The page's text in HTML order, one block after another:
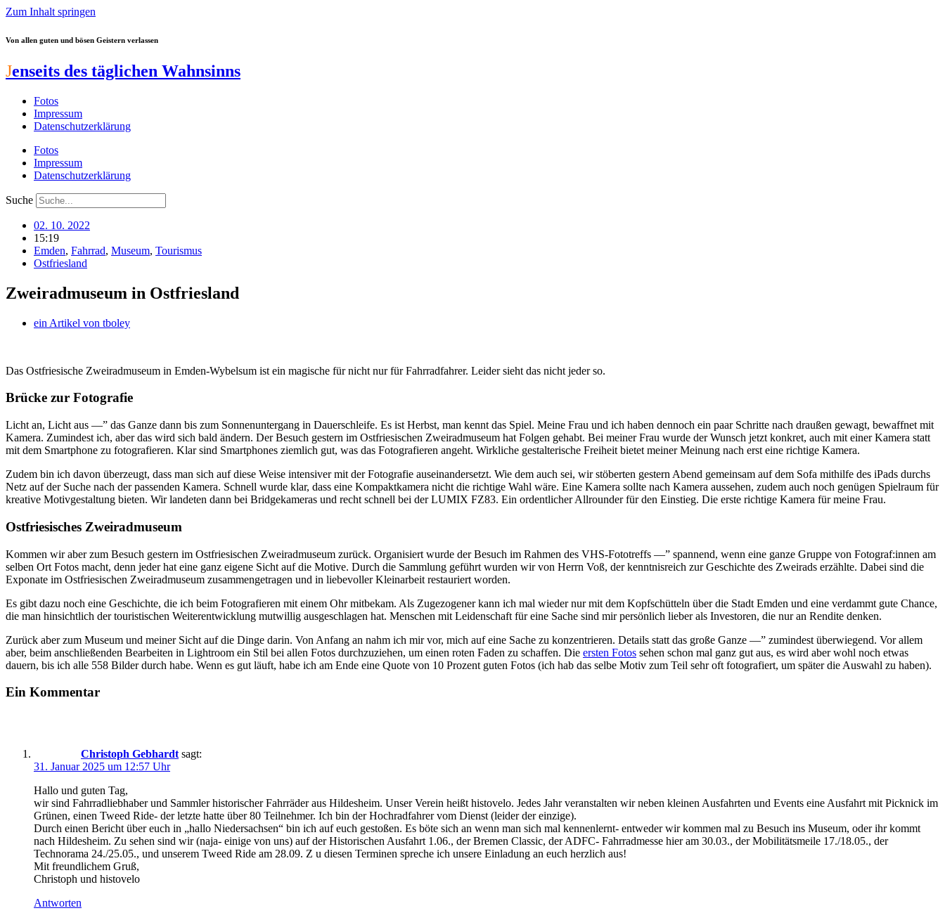
Zum Inhalt springen
Von allen guten und bösen Geistern verlassen
Jenseits des täglichen Wahnsinns
Fotos
Impressum
Datenschutzerklärung
Fotos
Impressum
Datenschutzerklärung
Suche
02. 10. 2022
15:19
Emden, Fahrrad, Museum, Tourismus
Ostfriesland
Zweiradmuseum in Ostfriesland
ein Artikel von tboley
Das Ostfriesische Zweiradmuseum in Emden-Wybelsum ist ein magische für nicht nur für Fahrradfahrer. Leider sieht das nicht jeder so.
Brücke zur Fotografie
Licht an, Licht aus —” das Ganze dann bis zum Sonnenuntergang in Dauerschleife. Es ist Herbst, man kennt das Spiel. Meine Frau und ich haben dennoch ein paar Schritte nach draußen gewagt, bewaffnet mit
Kamera. Zumindest ich, aber das wird sich bald ändern. Der Besuch gestern im Ostfriesischen Zweiradmuseum hat Folgen gehabt. Bei meiner Frau wurde der Wunsch jetzt konkret, auch mit einer Kamera statt
mit dem Smartphone zu fotografieren. Klar sind Smartphones ziemlich gut, was das Fotografieren angeht. Wirkliche gestalterische Freiheit bietet meiner Meinung nach erst eine richtige Kamera.
Zudem bin ich davon überzeugt, dass man sich auf diese Weise intensiver mit der Fotografie auseinandersetzt. Wie dem auch sei, wir stöberten gestern Abend gemeinsam auf dem Sofa mithilfe des iPads durchs
Netz auf der Suche nach der passenden Kamera. Schnell wurde klar, dass eine Kompaktkamera nicht die richtige Wahl wäre. Eine Kamera sollte nach Kamera aussehen, zudem auch noch genügen Spielraum für
kreative Motivgestaltung bieten. Wir landeten dann bei Bridgekameras und recht schnell bei der LUMIX FZ83. Ein ordentlicher Allrounder für den Einstieg. Die erste richtige Kamera für meine Frau.
Ostfriesisches Zweiradmuseum
Kommen wir aber zum Besuch gestern im Ostfriesischen Zweiradmuseum zurück. Organisiert wurde der Besuch im Rahmen des VHS-Fototreffs —” spannend, wenn eine ganze Gruppe von Fotograf:innen am
selben Ort Fotos macht, denn jeder hat eine ganz eigene Sicht auf die Motive. Durch die Sammlung geführt wurden wir von Herrn Voß, der kenntnisreich zur Geschichte des Zweirads erzählte. Dabei sind die
Exponate im Ostfriesischen Zweiradmuseum zusammengetragen und in liebevoller Kleinarbeit restauriert worden.
Es gibt dazu noch eine Geschichte, die ich beim Fotografieren mit einem Ohr mitbekam. Als Zugezogener kann ich mal wieder nur mit dem Kopfschütteln über die Stadt Emden und eine verdammt gute Chance,
die man hinsichtlich der touristischen Weiterentwicklung mutwillig ausgeschlagen hat. Menschen mit Leidenschaft für eine Sache sind mir persönlich lieber als Investoren, die nur an Rendite denken.
Zurück aber zum Museum und meiner Sicht auf die Dinge darin. Von Anfang an nahm ich mir vor, mich auf eine Sache zu konzentrieren. Details statt das große Ganze —” zumindest überwiegend. Vor allem
aber, beim anschließenden Bearbeiten in Lightroom ein Stil bei allen Fotos durchzuziehen, um einen roten Faden zu schaffen. Die ersten Fotos sehen schon mal ganz gut aus, es wird aber wohl noch etwas
dauern, bis ich alle 558 Bilder durch habe. Wenn es gut läuft, habe ich am Ende eine Quote von 10 Prozent guten Fotos (ich hab das selbe Motiv zum Teil sehr oft fotografiert, um später die Auswahl zu haben).
Ein Kommentar
Christoph Gebhardt sagt:
31. Januar 2025 um 12:57 Uhr
Hallo und guten Tag,
wir sind Fahrradliebhaber und Sammler historischer Fahrräder aus Hildesheim. Unser Verein heißt histovelo. Jedes Jahr veranstalten wir neben kleinen Ausfahrten und Events eine Ausfahrt mit Picknick im
Grünen, einen Tweed Ride- der letzte hatte über 80 Teilnehmer. Ich bin der Hochradfahrer vom Dienst (leider der einzige).
Durch einen Bericht über euch in „hallo Niedersachsen“ bin ich auf euch gestoßen. Es böte sich an wenn man sich mal kennenlernt- entweder wir kommen mal zu Besuch ins Museum, oder ihr kommt
nach Hildesheim. Zu sehen sind wir (naja- einige von uns) auf der Historischen Ausfahrt 1.06., der Bremen Classic, der ADFC- Fahrradmesse hier am 30.03., der Mobilitätsmeile 17./18.05., der
Technorama 24./25.05., und unserem Tweed Ride am 28.09. Z u diesen Terminen spreche ich unsere Einladung an euch herzlich aus!
Mit freundlichem Gruß,
Christoph und histovelo
Antworten